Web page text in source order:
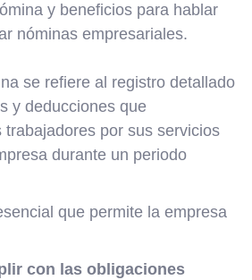
y beneficios para hablar
nóminas empresariales.
se refiere al registro detallado
y deducciones que
trabajadores por sus servicios
durante un periodo
que permite la empresa
con las obligaciones